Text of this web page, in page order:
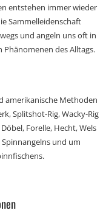
entstehen immer wieder
Sammelleidenschaft
und angeln uns oft in
des Alltags.
amerikanische Methoden
Splitshot-Rig, Wacky-Rig
Forelle, Hecht, Wels
und um